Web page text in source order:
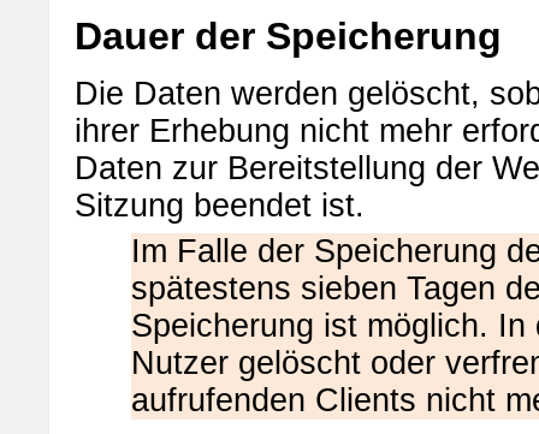
Dauer der Speicherung
Die Daten werden gelöscht,
ihrer Erhebung nicht mehr
Daten zur Bereitstellung der
Sitzung beendet ist.
Im Falle der Speicherung
spätestens sieben Tagen
Speicherung ist möglich.
Nutzer gelöscht oder
aufrufenden Clients nicht